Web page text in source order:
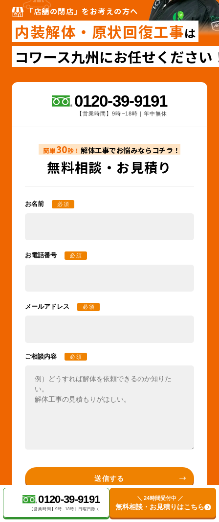
0120-39-9191
【営業時間】9時~18時｜日曜日除く
＼ 24時間受付中 ／
無料相談・お見積りはこちら
「店舗の閉店」をお考えの方へ
内装解体・原状回復工事は
コワース九州にお任せください
0120-39-9191
【営業時間】9時~18時｜年中無休
簡単30秒！解体工事でお悩みならコチラ！
無料相談・お見積り
お名前 必須
お電話番号 必須
メールアドレス 必須
ご相談内容 必須